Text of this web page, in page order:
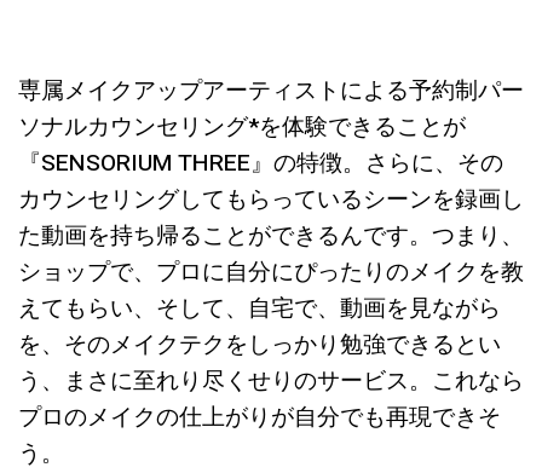
専属メイクアップアーティストによる予約制パー
ソナルカウンセリング*を体験できることが
『SENSORIUM THREE』の特徴。さらに、その
カウンセリングしてもらっているシーンを録画し
た動画を持ち帰ることができるんです。つまり、
ショップで、プロに自分にぴったりのメイクを教
えてもらい、そして、自宅で、動画を見ながら
を、そのメイクテクをしっかり勉強できるとい
う、まさに至れり尽くせりのサービス。これなら
プロのメイクの仕上がりが自分でも再現できそ
う。